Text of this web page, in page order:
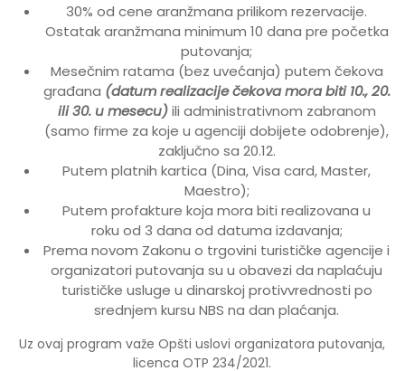
30% od cene aranžmana prilikom rezervacije.
Ostatak aranžmana minimum 10 dana pre početka
putovanja;
Mesečnim ratama (bez uvećanja) putem čekova
građana (datum realizacije čekova mora biti 10., 20.
ili 30. u mesecu)ili administrativnom zabranom
(samo firme za koje u agenciji dobijete odobrenje),
zaključno sa 20.12.
Putem platnih kartica (Dina, Visa card, Master,
Maestro);
Putem profakture koja mora biti realizovana u
roku od 3 dana od datuma izdavanja;
Prema novom Zakonu o trgovini turističke agencije i
organizatori putovanja su u obavezi da naplaćuju
turističke usluge u dinarskoj protivvrednosti po
srednjem kursu NBS na dan plaćanja.
Uz ovaj program važe Opšti uslovi organizatora putovanja,
licenca OTP 234/2021.